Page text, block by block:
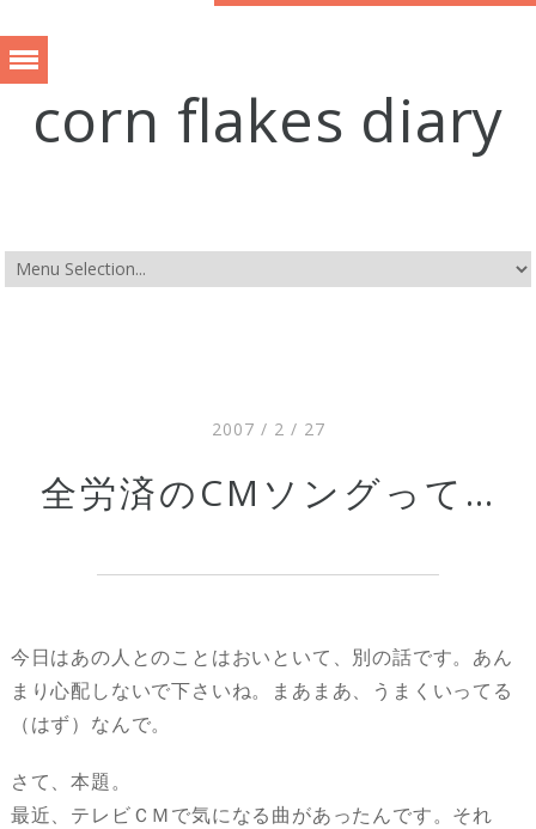
corn flakes diary
2007 / 2 / 27
全労済のCMソングって…
今日はあの人とのことはおいといて、別の話です。あん
まり心配しないで下さいね。まあまあ、うまくいってる
（はず）なんで。
さて、本題。
最近、テレビＣＭで気になる曲があったんです。それ